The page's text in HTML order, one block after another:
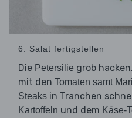
6. Salat fertigstellen
Die Petersilie grob
mit den Tomaten samt
Steaks in Tranchen
Kartoffeln und dem Käse-